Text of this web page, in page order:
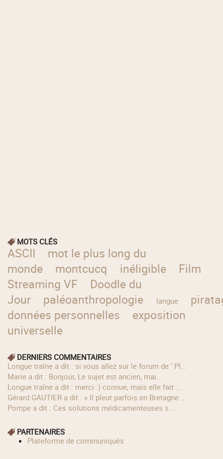
MOTS CLÉS
ASCII
mot le plus long du
monde
montcucq inéligible
Film
Streaming VF
Doodle du
Jour
paléoanthropologie langue
données personnelles
exposition
universelle
DERNIERS COMMENTAIRES
longue traîne a dit : si vous allez sur le forum de ' Pl...
Marie a dit : Bonjour, Le sujet est ancien, mai...
longue traîne a dit : merci :) connue, mais elle fait ...
Gérard GAUTIER a dit : « Il pleut parfois en Bretagne ...
Pompe a dit : Ces solutions médicamenteuses s...
PARTENAIRES
Plateforme de communiqués